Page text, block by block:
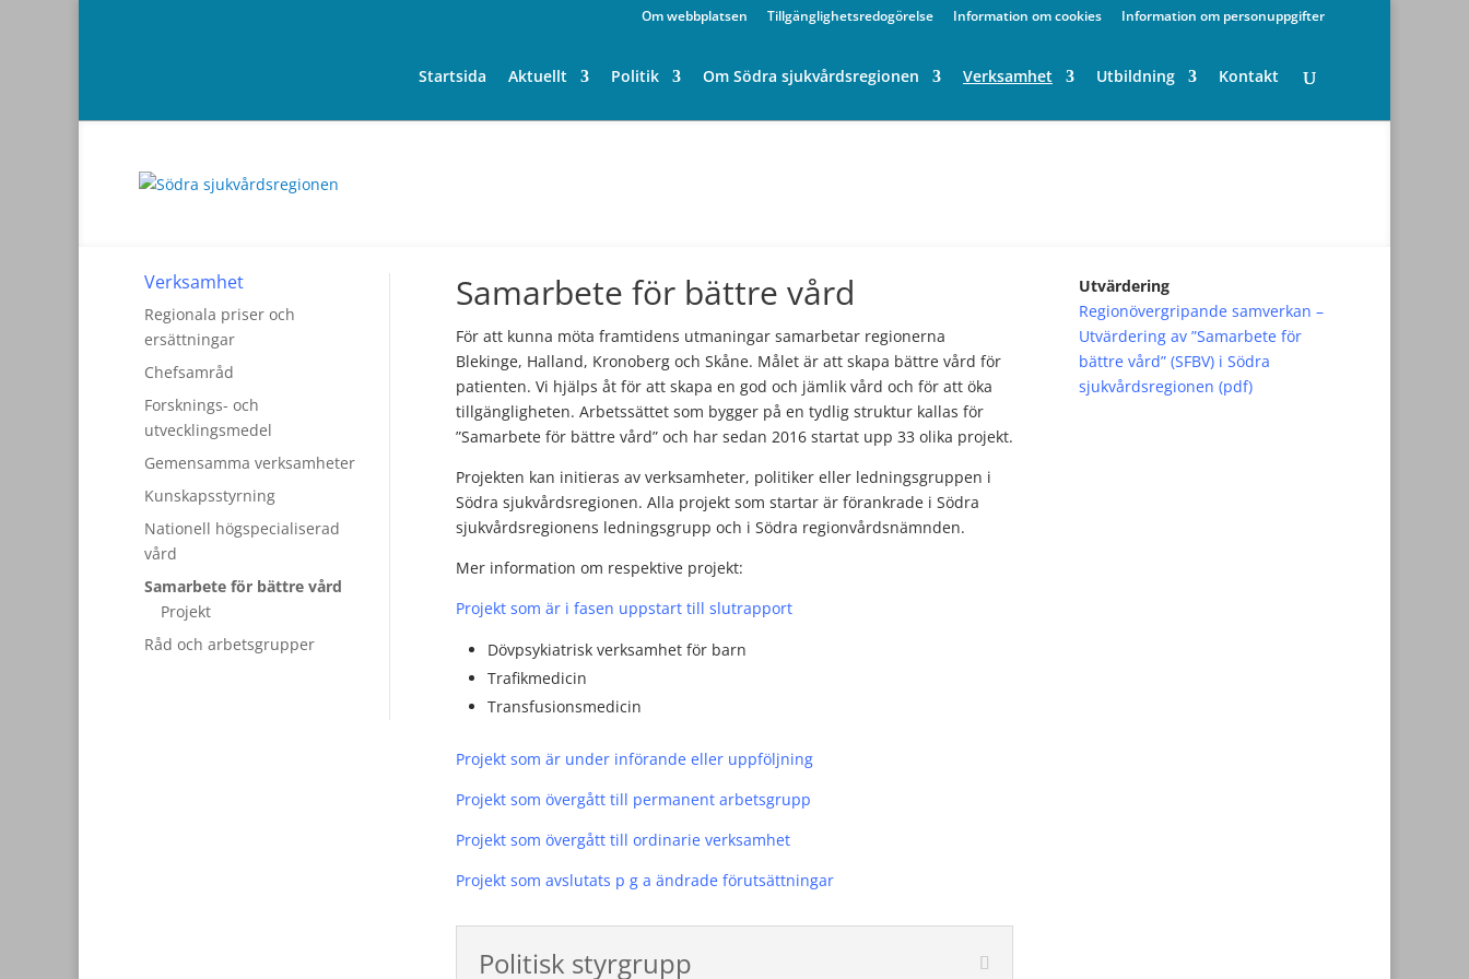
Om webbplatsen Tillgänglighetsredogörelse Information om cookies Information om personuppgifter
Startsida Aktuellt Politik Om Södra sjukvårdsregionen Verksamhet Utbildning Kontakt
Verksamhet
Regionala priser och
ersättningar
Chefsamråd
Forsknings- och
utvecklingsmedel
Gemensamma verksamheter
Kunskapsstyrning
Nationell högspecialiserad
vård
Samarbete för bättre vård
Projekt
Råd och arbetsgrupper
Samarbete för bättre vård
För att kunna möta framtidens utmaningar samarbetar regionerna
Blekinge, Halland, Kronoberg och Skåne. Målet är att skapa bättre vård för
patienten. Vi hjälps åt för att skapa en god och jämlik vård och för att öka
tillgängligheten. Arbetssättet som bygger på en tydlig struktur kallas för
”Samarbete för bättre vård” och har sedan 2016 startat upp 33 olika projekt.
Projekten kan initieras av verksamheter, politiker eller ledningsgruppen i
Södra sjukvårdsregionen. Alla projekt som startar är förankrade i Södra
sjukvårdsregionens ledningsgrupp och i Södra regionvårdsnämnden.
Mer information om respektive projekt:
Projekt som är i fasen uppstart till slutrapport
Dövpsykiatrisk verksamhet för barn
Trafikmedicin
Transfusionsmedicin
Projekt som är under införande eller uppföljning
Projekt som övergått till permanent arbetsgrupp
Projekt som övergått till ordinarie verksamhet
Projekt som avslutats p g a ändrade förutsättningar
Politisk styrgrupp
Utvärdering
Regionövergripande samverkan –
Utvärdering av ”Samarbete för
bättre vård” (SFBV) i Södra
sjukvårdsregionen (pdf)